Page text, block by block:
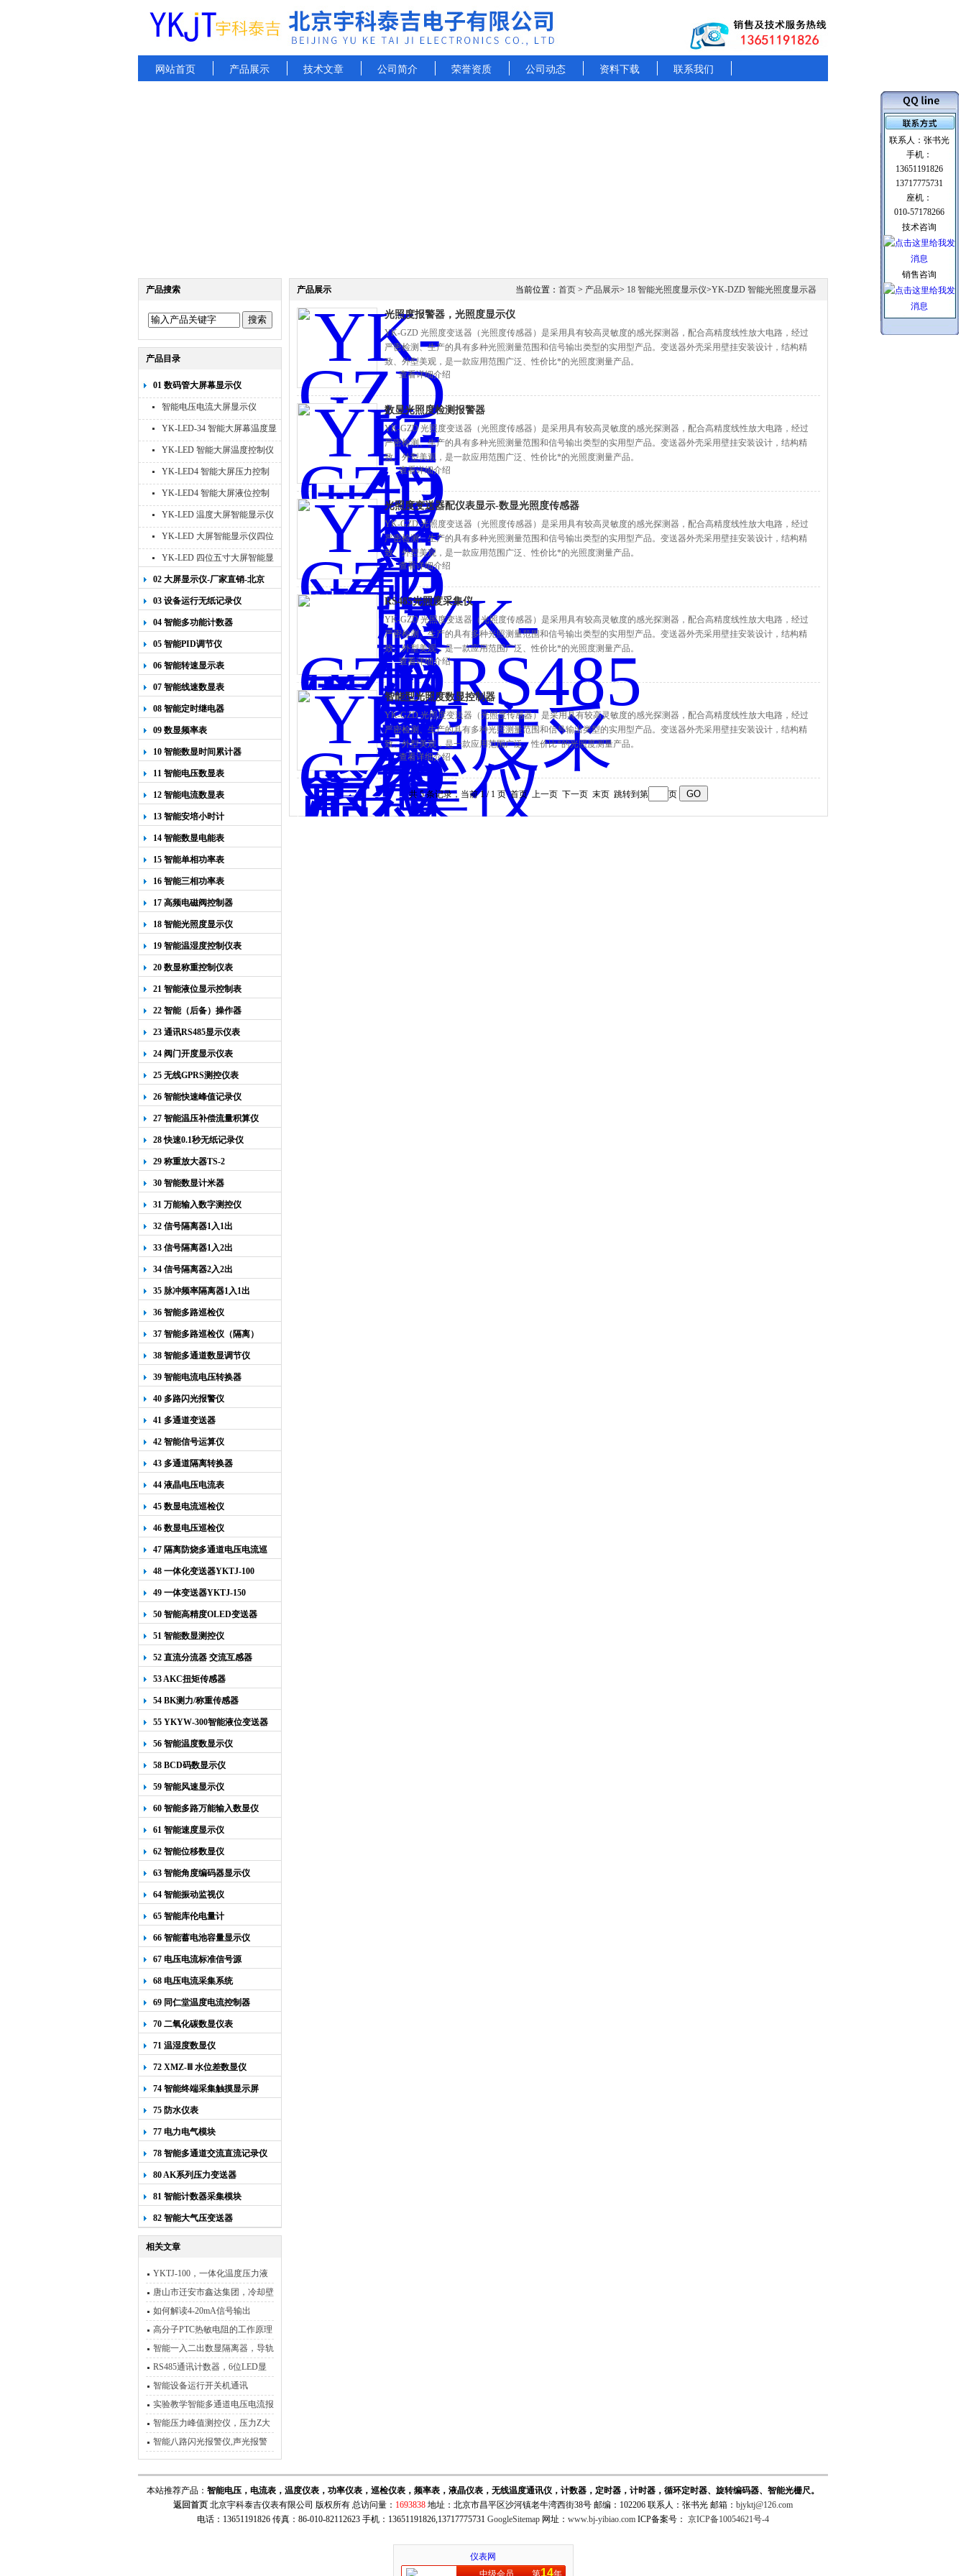
网站首页 产品展示 技术文章 公司简介 荣誉资质 公司动态 资料下载 联系我们
产品搜索
产品目录
01 数码管大屏幕显示仪
智能电压电流大屏显示仪
YK-LED-34 智能大屏幕温度显
示仪
YK-LED 智能大屏温度控制仪
YK-LED4 智能大屏压力控制
仪
YK-LED4 智能大屏液位控制
仪
YK-LED 温度大屏智能显示仪
四位十寸
YK-LED 大屏智能显示仪四位
八寸
YK-LED 四位五寸大屏智能显
示仪
02 大屏显示仪-厂家直销-北京
宇科泰吉
03 设备运行无纸记录仪
04 智能多功能计数器
05 智能PID调节仪
06 智能转速显示表
07 智能线速数显表
08 智能定时继电器
09 数显频率表
10 智能数显时间累计器
11 智能电压数显表
12 智能电流数显表
13 智能安培小时计
14 智能数显电能表
15 智能单相功率表
16 智能三相功率表
17 高频电磁阀控制器
18 智能光照度显示仪
19 智能温湿度控制仪表
20 数显称重控制仪表
21 智能液位显示控制表
22 智能（后备）操作器
23 通讯RS485显示仪表
24 阀门开度显示仪表
25 无线GPRS测控仪表
26 智能快速峰值记录仪
27 智能温压补偿流量积算仪
28 快速0.1秒无纸记录仪
29 称重放大器TS-2
30 智能数显计米器
31 万能输入数字测控仪
32 信号隔离器1入1出
33 信号隔离器1入2出
34 信号隔离器2入2出
35 脉冲频率隔离器1入1出
36 智能多路巡检仪
37 智能多路巡检仪（隔离）
38 智能多通道数显调节仪
39 智能电流电压转换器
40 多路闪光报警仪
41 多通道变送器
42 智能信号运算仪
43 多通道隔离转换器
44 液晶电压电流表
45 数显电流巡检仪
46 数显电压巡检仪
47 隔离防烧多通道电压电流巡
检仪
48 一体化变送器YKTJ-100
49 一体变送器YKTJ-150
50 智能高精度OLED变送器
YK-218
51 智能数显测控仪
52 直流分流器 交流互感器
53 AKC扭矩传感器
54 BK测力/称重传感器
55 YKYW-300智能液位变送器
56 智能温度数显示仪
58 BCD码数显示仪
59 智能风速显示仪
60 智能多路万能输入数显仪
61 智能速度显示仪
62 智能位移数显仪
63 智能角度编码器显示仪
64 智能振动监视仪
65 智能库伦电量计
66 智能蓄电池容量显示仪
67 电压电流标准信号源
68 电压电流采集系统
69 同仁堂温度电流控制器
70 二氧化碳数显仪表
71 温湿度数显仪
72 XMZ-Ⅲ 水位差数显仪
74 智能终端采集触摸显示屏
75 防水仪表
77 电力电气模块
78 智能多通道交流直流记录仪
80 AK系列压力变送器
81 智能计数器采集模块
82 智能大气压变送器
相关文章
YKTJ-100，一体化温度压力液
位数显仪，带RS485通讯
唐山市迁安市鑫达集团，冷却壁
温度检测，炼铁厂现场安装加调
试
如何解读4-20mA信号输出
高分子PTC热敏电阻的工作原理
智能一入二出数显隔离器，导轨
数显隔离器
RS485通讯计数器，6位LED显
示通讯计数器
智能设备运行开关机通讯
（RS485）累时器
实验教学智能多通道电压电流报
警记录系统，30通道电压电流监
测仪
智能压力峰值测控仪，压力Z大
值数显表
智能八路闪光报警仪,声光报警
器,八路闪光报警价格
产品展示 当前位置： 首页 > 产品展示> 18 智能光照度显示仪>YK-DZD 智能光照度显示器
光照度报警器，光照度显示仪
YK-GZD 光照度变送器（光照度传感器）是采用具有较高灵敏度的感光探测器，配合高精度线性放大电路，经过
严密检测、生产的具有多种光照测量范围和信号输出类型的实用型产品。变送器外壳采用壁挂安装设计，结构精
致、外型美观，是一款应用范围广泛、性价比*的光照度测量产品。
查看详细介绍
数显光照度检测报警器
YK-GZD 光照度变送器（光照度传感器）是采用具有较高灵敏度的感光探测器，配合高精度线性放大电路，经过
严密检测、生产的具有多种光照测量范围和信号输出类型的实用型产品。变送器外壳采用壁挂安装设计，结构精
致、外型美观，是一款应用范围广泛、性价比*的光照度测量产品。
查看详细介绍
光照度变送器配仪表显示-数显光照度传感器
YK-GZD 光照度变送器（光照度传感器）是采用具有较高灵敏度的感光探测器，配合高精度线性放大电路，经过
严密检测、生产的具有多种光照测量范围和信号输出类型的实用型产品。变送器外壳采用壁挂安装设计，结构精
致、外型美观，是一款应用范围广泛、性价比*的光照度测量产品。
查看详细介绍
RS485光照度采集仪
YK-GZD 光照度变送器（光照度传感器）是采用具有较高灵敏度的感光探测器，配合高精度线性放大电路，经过
严密检测、生产的具有多种光照测量范围和信号输出类型的实用型产品。变送器外壳采用壁挂安装设计，结构精
致、外型美观，是一款应用范围广泛、性价比*的光照度测量产品。
查看详细介绍
智能型光照度数显控制器
YK-GZD 光照度变送器（光照度传感器）是采用具有较高灵敏度的感光探测器，配合高精度线性放大电路，经过
严密检测、生产的具有多种光照测量范围和信号输出类型的实用型产品。变送器外壳采用壁挂安装设计，结构精
致、外型美观，是一款应用范围广泛、性价比*的光照度测量产品。
查看详细介绍
共 5 条记录，当前 1 / 1 页 首页 上一页 下一页 末页 跳转到第 页
本站推荐产品： 智能电压，电流表，温度仪表，功率仪表，巡检仪表，频率表，液晶仪表，无线温度通讯仪，计数器，定时器，计时器，循环定时器、旋转编码器、智能光栅尺。
返回首页 北京宇科泰吉仪表有限公司 版权所有 总访问量： 1693838 地址：北京市昌平区沙河镇老牛湾西街38号 邮编：102206 联系人：张书光 邮箱： bjyktj@126.com
电话：13651191826 传真：86-010-82112623 手机：13651191826,13717775731 GoogleSitemap 网址： www.bj-yibiao.com ICP备案号： 京ICP备10054621号-4
联系人：张书光
手机：
13651191826
13717775731
座机：
010-57178266
技术咨询
销售咨询
仪表网
中级会员
第14年